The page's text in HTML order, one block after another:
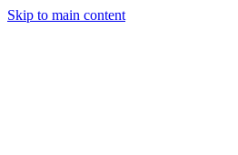
Skip to main content